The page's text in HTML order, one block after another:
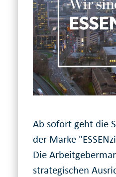
Ab sofort geht die
der Marke
Die
strate­gischen